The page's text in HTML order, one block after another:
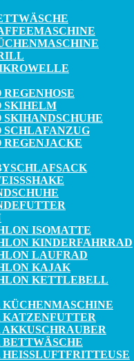
SKIHELM
SKIHANDSCHUHE
SCHLAFANZUG
REGENJACKE
ISOMATTE
KINDERFAHRRAD
LAUFRAD
KAJAK
KETTLEBELL
KÜCHENMASCHINE
KATZENFUTTER
AKKUSCHRAUBER
BETTWÄSCHE